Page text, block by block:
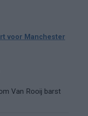
voor Manchester
Van Rooij barst